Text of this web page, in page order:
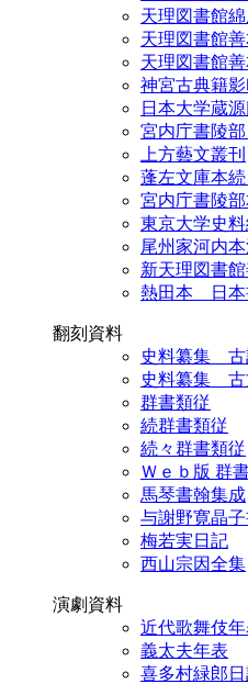
天理図書館
天理図書館
天理図書館
神宮古典籍影
日本大学蔵
宮内庁書陵
上方藝文叢刊
蓬左文庫本
宮内庁書陵
東京大学史
尾州家河内
新天理図書
熱田本 日本
翻刻資料
史料纂集 古
史料纂集 古
群書類従
続群書類従
続々群書類従
Ｗｅｂ版 群
馬琴書翰集成
与謝野寛晶
梅若実日記
西山宗因全集
演劇資料
近代歌舞伎年
義太夫年表
喜多村緑郎